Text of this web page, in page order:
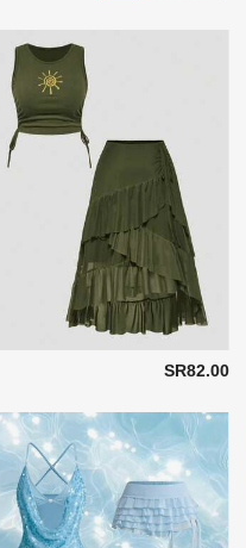
SR82.00